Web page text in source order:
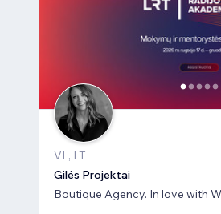
VL, LT
Gilės Projektai
Boutique Agency. In love with